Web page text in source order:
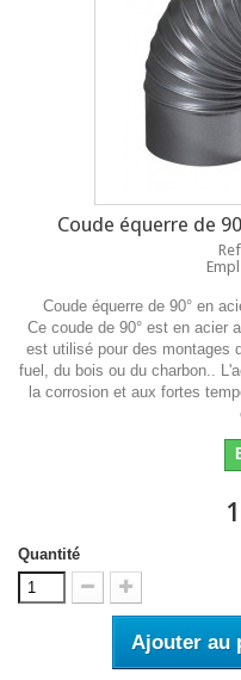
Coude équerre de
Empl
Coude équerre de 90° en
Ce coude de 90° est en acier
est utilisé pour des montages
fuel, du bois ou du charbon..
la corrosion et aux fortes
Quantité
Ajouter au